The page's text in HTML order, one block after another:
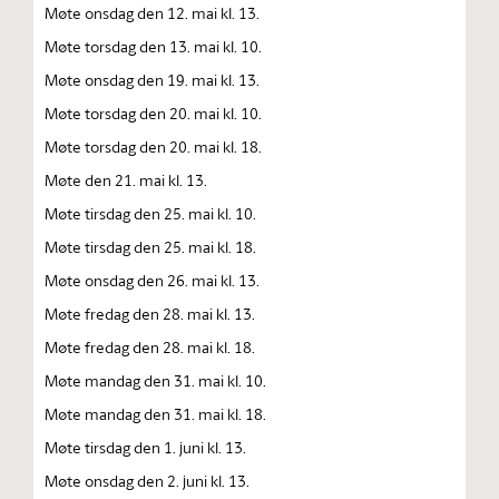
Møte onsdag den 12. mai kl. 13.
Møte torsdag den 13. mai kl. 10.
Møte onsdag den 19. mai kl. 13.
Møte torsdag den 20. mai kl. 10.
Møte torsdag den 20. mai kl. 18.
Møte den 21. mai kl. 13.
Møte tirsdag den 25. mai kl. 10.
Møte tirsdag den 25. mai kl. 18.
Møte onsdag den 26. mai kl. 13.
Møte fredag den 28. mai kl. 13.
Møte fredag den 28. mai kl. 18.
Møte mandag den 31. mai kl. 10.
Møte mandag den 31. mai kl. 18.
Møte tirsdag den 1. juni kl. 13.
Møte onsdag den 2. juni kl. 13.